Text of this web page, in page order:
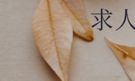
求